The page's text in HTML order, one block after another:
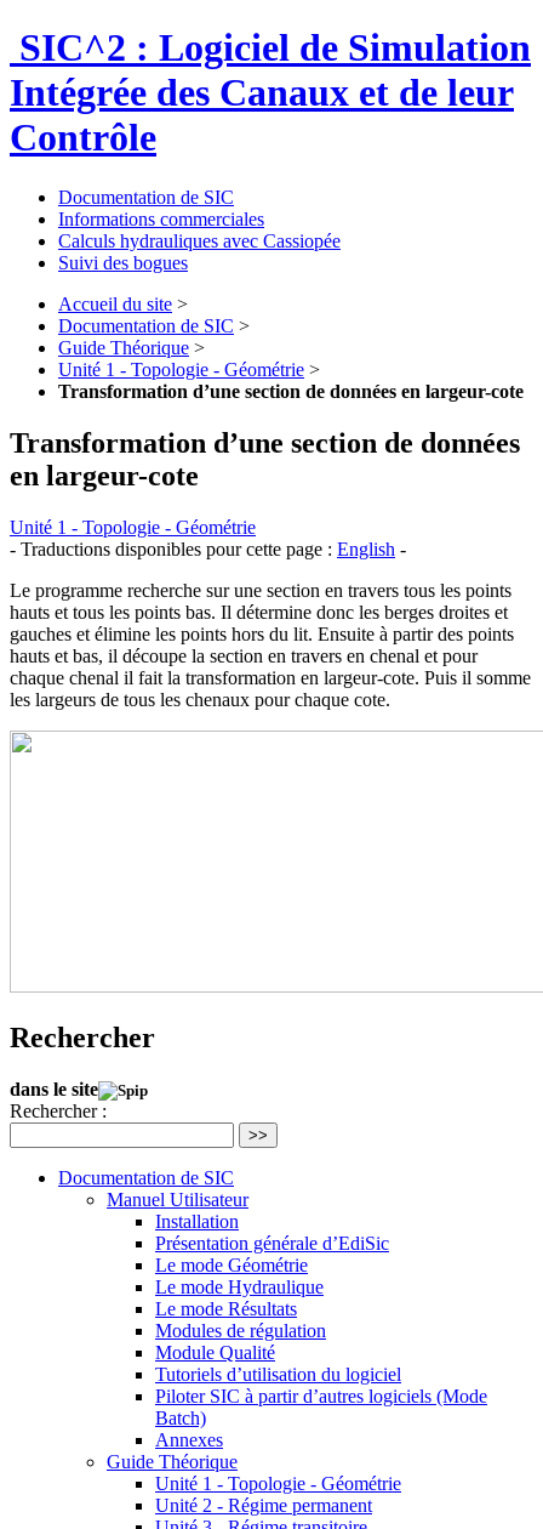
SIC^2 : Logiciel de Simulation
Intégrée des Canaux et de leur
Contrôle
Documentation de SIC
Informations commerciales
Calculs hydrauliques avec Cassiopée
Suivi des bogues
Accueil du site >
Documentation de SIC >
Guide Théorique >
Unité 1 - Topologie - Géométrie >
Transformation d’une section de données en largeur-cote
Transformation d’une section de données
en largeur-cote
Unité 1 - Topologie - Géométrie
- Traductions disponibles pour cette page : English -
Le programme recherche sur une section en travers tous les points
hauts et tous les points bas. Il détermine donc les berges droites et
gauches et élimine les points hors du lit. Ensuite à partir des points
hauts et bas, il découpe la section en travers en chenal et pour
chaque chenal il fait la transformation en largeur-cote. Puis il somme
les largeurs de tous les chenaux pour chaque cote.
Rechercher
dans le site
Rechercher :
>>
Documentation de SIC
Manuel Utilisateur
Installation
Présentation générale d’EdiSic
Le mode Géométrie
Le mode Hydraulique
Le mode Résultats
Modules de régulation
Module Qualité
Tutoriels d’utilisation du logiciel
Piloter SIC à partir d’autres logiciels (Mode
Batch)
Annexes
Guide Théorique
Unité 1 - Topologie - Géométrie
Unité 2 - Régime permanent